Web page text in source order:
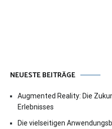
NEUESTE BEITRÄGE
Augmented Reality: Die
Erlebnisses
Die vielseitigen